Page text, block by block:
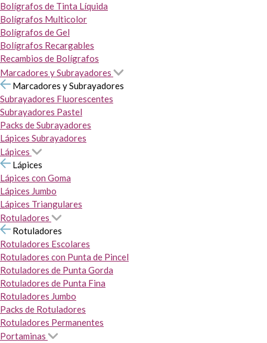
Bolígrafos de Tinta Líquida
Bolígrafos Multicolor
Bolígrafos de Gel
Bolígrafos Recargables
Recambios de Bolígrafos
Marcadores y Subrayadores
Marcadores y Subrayadores
Subrayadores Fluorescentes
Subrayadores Pastel
Packs de Subrayadores
Lápices Subrayadores
Lápices
Lápices
Lápices con Goma
Lápices Jumbo
Lápices Triangulares
Rotuladores
Rotuladores
Rotuladores Escolares
Rotuladores con Punta de Pincel
Rotuladores de Punta Gorda
Rotuladores de Punta Fina
Rotuladores Jumbo
Packs de Rotuladores
Rotuladores Permanentes
Portaminas